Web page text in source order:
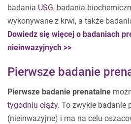
badania USG, badania
wykonywane z krwi, a także
Dowiedz się więcej o badaniach
nieinwazyjnych >>
Pierwsze badanie
Pierwsze badanie prenatalne
tygodniu ciąży. To zwykle badanie
(nieinwazyjne) i ma na celu